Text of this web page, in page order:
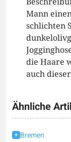
Mann
schlichten
die Haare
auch
Ähnliche
Bremen